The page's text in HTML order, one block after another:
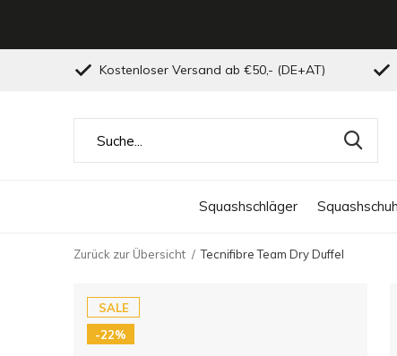
Squashschläger
Kostenloser Versand ab €50,- (DE+AT)
Zurück zur Übersicht Tecnifibre Team Dry Duffel
SALE
-22%